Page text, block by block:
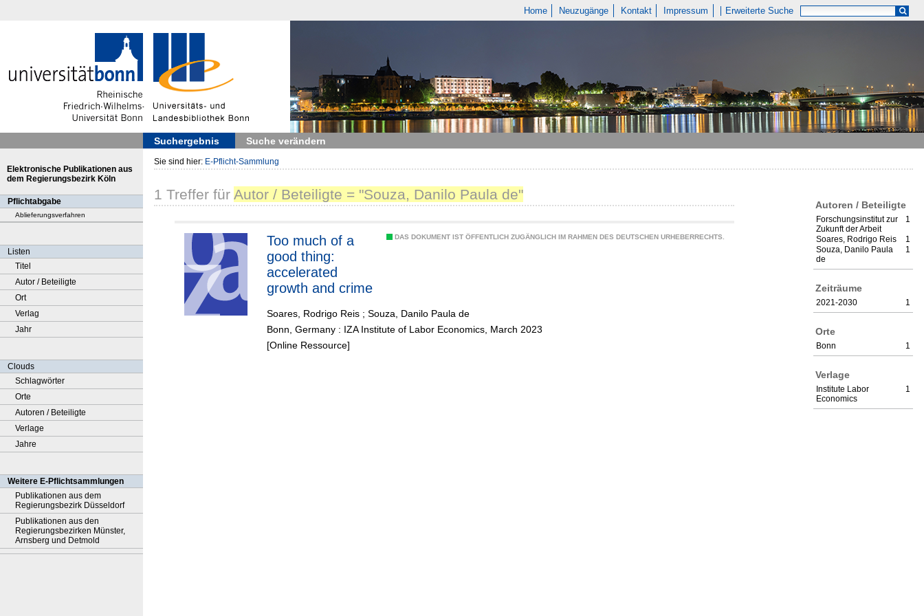
Home Neuzugänge Kontakt Impressum Erweiterte Suche
Suchergebnis Suche verändern
Elektronische Publikationen aus
dem Regierungsbezirk Köln
Pflichtabgabe
Ablieferungsverfahren
Listen
Titel
Autor / Beteiligte
Ort
Verlag
Jahr
Clouds
Schlagwörter
Orte
Autoren / Beteiligte
Verlage
Jahre
Weitere E-Pflichtsammlungen
Publikationen aus dem
Regierungsbezirk Düsseldorf
Publikationen aus den
Regierungsbezirken Münster,
Arnsberg und Detmold
Sie sind hier: E-Pflicht-Sammlung
Autoren / Beteiligte
1
Forschungsinstitut zur
Zukunft der Arbeit
1
Soares, Rodrigo Reis
1
Souza, Danilo Paula
de
Zeiträume
1
2021-2030
Orte
1
Bonn
Verlage
1
Institute Labor
Economics
1 Treffer für Autor / Beteiligte = "Souza, Danilo Paula de"
DAS DOKUMENT IST ÖFFENTLICH ZUGÄNGLICH IM RAHMEN DES DEUTSCHEN URHEBERRECHTS.
Too much of a
good thing:
accelerated
growth and crime
Soares, Rodrigo Reis ; Souza, Danilo Paula de
Bonn, Germany : IZA Institute of Labor Economics, March 2023
[Online Ressource]